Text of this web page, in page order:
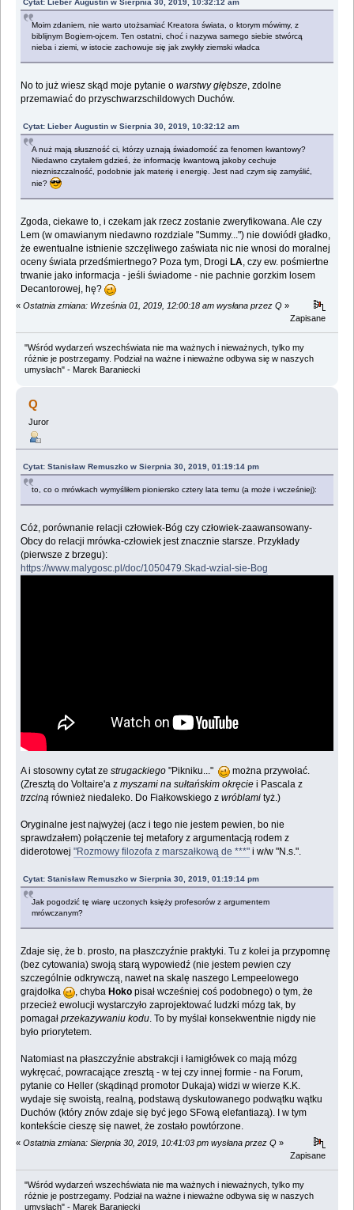
Cytat: Lieber Augustin w Sierpnia 30, 2019, 10:32:12 am
Moim zdaniem, nie warto utożsamiać Kreatora świata, o ktorym mówimy, z
biblijnym Bogiem-ojcem. Ten ostatni, choć i nazywa samego siebie stwórcą
nieba i ziemi, w istocie zachowuje się jak zwykły ziemski władca
No to już wiesz skąd moje pytanie owarstwy głębsze, zdolne
przemawiać do przyschwarzschildowych Duchów.
Cytat: Lieber Augustin w Sierpnia 30, 2019, 10:32:12 am
A nuż mają słuszność ci, którzy uznają świadomość za fenomen kwantowy?
Niedawno czytałem gdzieś, że informację kwantową jakoby cechuje
niezniszczalność, podobnie jak materię i energię. Jest nad czym się zamyślić,
nie?
Zgoda, ciekawe to, i czekam jak rzecz zostanie zweryfikowana. Ale czy
Lem (w omawianym niedawno rozdziale "Summy...") nie dowiódł gładko,
że ewentualne istnienie szczęliwego zaświata nic nie wnosi do moralnej
oceny świata przedśmiertnego? Poza tym, Drogi LA, czy ew. pośmiertne
trwanie jako informacja - jeśli świadome - nie pachnie gorzkim losem
Decantorowej, hę?
« Ostatnia zmiana: Września 01, 2019, 12:00:18 am wysłana przez Q »
Zapisane
"Wśród wydarzeń wszechświata nie ma ważnych i nieważnych, tylko my
różnie je postrzegamy. Podział na ważne i nieważne odbywa się w naszych
umysłach" - Marek Baraniecki
Q
Juror
Cytat: Stanisław Remuszko w Sierpnia 30, 2019, 01:19:14 pm
to, co o mrówkach wymyśliłem pioniersko cztery lata temu (a może i wcześniej):
Cóż, porównanie relacji człowiek-Bóg czy człowiek-zaawansowany-
Obcy do relacji mrówka-człowiek jest znacznie starsze. Przykłady
(pierwsze z brzegu):
https://www.malygosc.pl/doc/1050479.Skad-wzial-sie-Bog
A i stosowny cytat zestrugackiego "Pikniku..."
można przywołać.
(Zresztą do Voltaire'a zmyszami na sułtańskim okręcie i Pascala z
trzciną również niedaleko. Do Fiałkowskiego zwróblami tyż.)
Oryginalne jest najwyżej (acz i tego nie jestem pewien, bo nie
sprawdzałem) połączenie tej metafory z argumentacją rodem z
diderotowej"Rozmowy filozofa z marszałkową de ***" i w/w "N.s.".
Cytat: Stanisław Remuszko w Sierpnia 30, 2019, 01:19:14 pm
Jak pogodzić tę wiarę uczonych księży profesorów z argumentem
mrówczanym?
Zdaje się, że b. prosto, na płaszczyźnie praktyki. Tu z kolei ja przypomnę
(bez cytowania) swoją starą wypowiedź (nie jestem pewien czy
szczególnie odkrywczą, nawet na skalę naszego Lempeelowego
grajdołka
, chyba Hoko pisał wcześniej coś podobnego) o tym, że
przecież ewolucji wystarczyło zaprojektować ludzki mózg tak, by
pomagałprzekazywaniu kodu. To by myślał konsekwentnie nigdy nie
było priorytetem.
Natomiast na płaszczyźnie abstrakcji i łamigłówek co mają mózg
wykręcać, powracające zresztą - w tej czy innej formie - na Forum,
pytanie co Heller (skądinąd promotor Dukaja) widzi w wierze K.K.
wydaje się swoistą, realną, podstawą dyskutowanego podwątku wątku
Duchów (który znów zdaje się być jego SFową elefantiazą). I w tym
kontekście cieszę się nawet, że zostało powtórzone.
« Ostatnia zmiana: Sierpnia 30, 2019, 10:41:03 pm wysłana przez Q »
Zapisane
"Wśród wydarzeń wszechświata nie ma ważnych i nieważnych, tylko my
różnie je postrzegamy. Podział na ważne i nieważne odbywa się w naszych
umysłach" - Marek Baraniecki